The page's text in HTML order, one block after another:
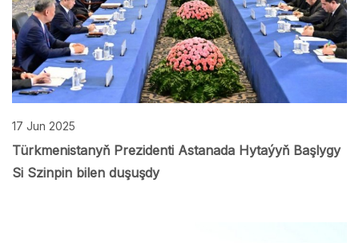
17 Jun 2025
Türkmenistanyň Prezidenti Astanada Hytaýyň Başlygy
Si Szinpin bilen duşuşdy